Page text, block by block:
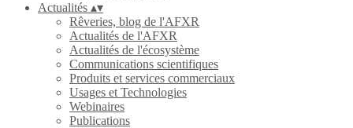
Actualités ▴▾
Rêveries, blog de l'AFXR
Actualités de l'AFXR
Actualités de l'écosystème
Communications scientifiques
Produits et services commerciaux
Usages et Technologies
Webinaires
Publications